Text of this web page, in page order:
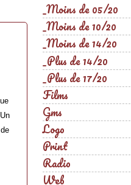
_Moins de 05/20
_Moins de 10/20
_Moins de 14/20
_Plus de 14/20
_Plus de 17/20
Films
Gms
Logo
Print
Radio
Web